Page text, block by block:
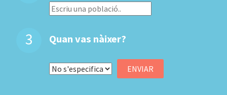
3 Quan vas nàixer?